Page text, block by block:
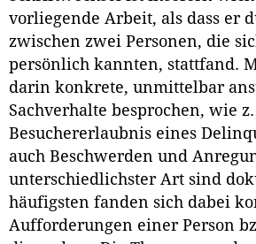
vorliegende Arbeit, als dass er
zwischen zwei Personen, die
persönlich kannten, stattfand.
darin konkrete, unmittelbar
Sachverhalte besprochen, wie
Besuchererlaubnis eines
auch Beschwerden und
unterschiedlichster Art sind
häufigsten fanden sich dabei
Aufforderungen einer Person